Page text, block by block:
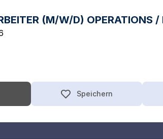
(M/W/D) OPERATIONS /
Speichern